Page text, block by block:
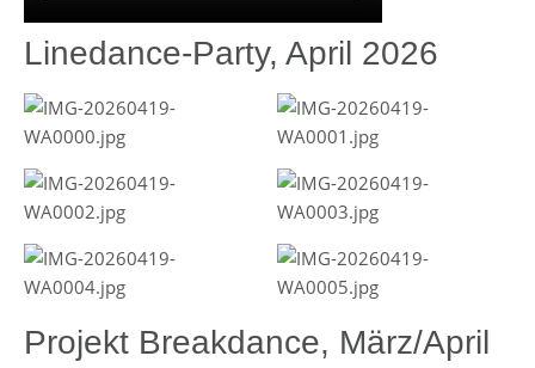
Linedance-Party, April 2026
Projekt Breakdance, März/April